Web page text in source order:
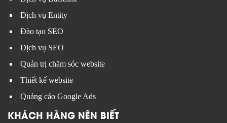
Dịch vụ Entity
Đào tạo SEO
Dịch vụ SEO
Quản trị chăm sóc website
Thiết kế website
Quảng cáo Google Ads
KHÁCH HÀNG NÊN BIẾT